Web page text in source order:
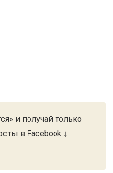
и получай только
в Facebook ↓